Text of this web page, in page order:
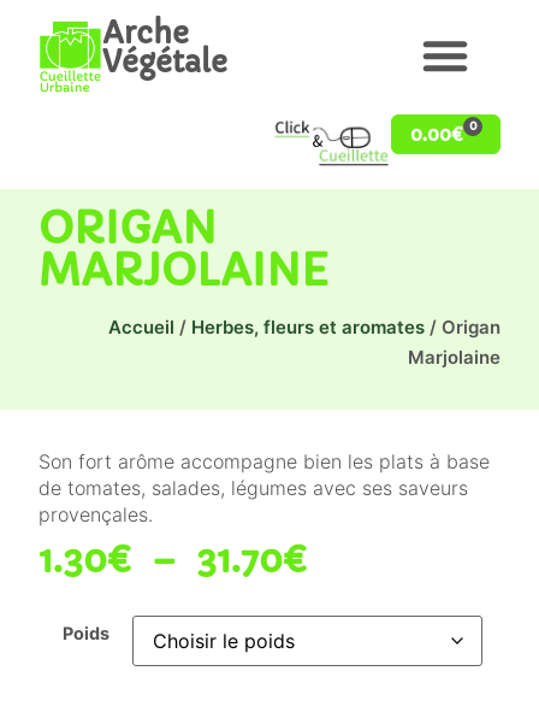
Arche
Végétale
0.00€ 0
ORIGAN
MARJOLAINE
Accueil / Herbes, fleurs et aromates / Origan
Marjolaine
Son fort arôme accompagne bien les plats à base
de tomates, salades, légumes avec ses saveurs
provençales.
1.30€ – 31.70€
Poids